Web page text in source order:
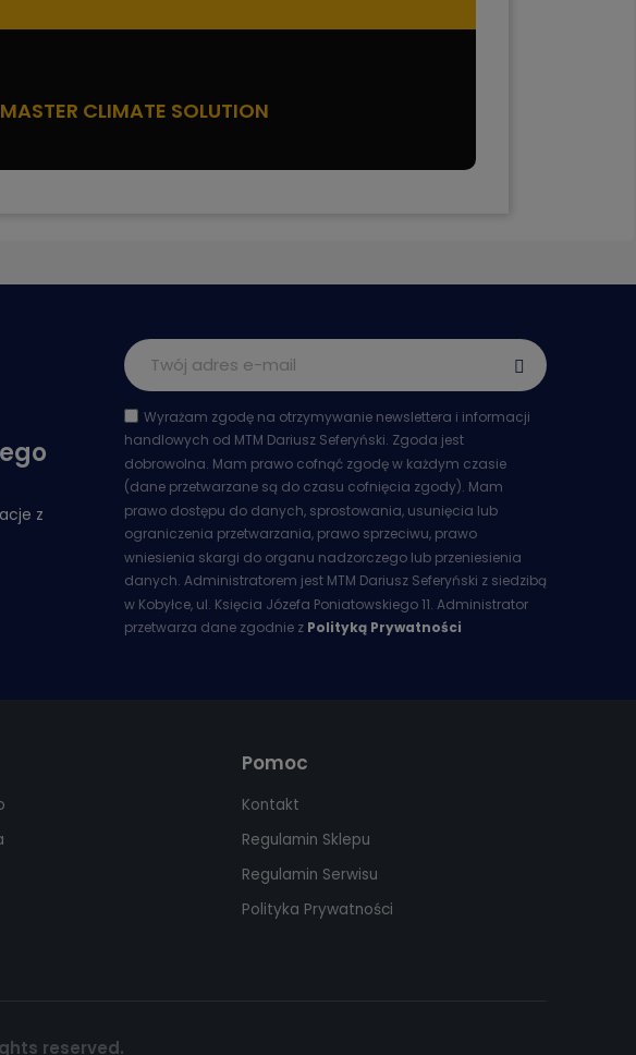
CLIMATE SOLUTION
z
Wyrażam zgodę na otrzymywanie newslettera i informacji
handlowych od MTM Dariusz Seferyński. Zgoda jest
dobrowolna. Mam prawo cofnąć zgodę w każdym czasie
(dane przetwarzane są do czasu cofnięcia zgody). Mam
prawo dostępu do danych, sprostowania, usunięcia lub
ograniczenia przetwarzania, prawo sprzeciwu, prawo
wniesienia skargi do organu nadzorczego lub przeniesienia
danych. Administratorem jest MTM Dariusz Seferyński z siedzibą
w Kobyłce, ul. Księcia Józefa Poniatowskiego 11. Administrator
przetwarza dane zgodnie z Polityką Prywatności
Pomoc
Kontakt
Regulamin Sklepu
Regulamin Serwisu
Polityka Prywatności
reserved.